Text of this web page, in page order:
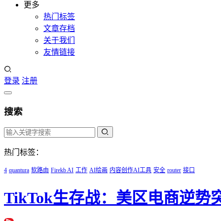
更多
热门标签
文章存档
关于我们
友情链接
登录 注册
搜索
热门标签：
4 quantura 软路由 Firekb AI 工作 AI绘画 内容创作AI工具 安全 router 接口
TikTok生存战：美区电商逆势